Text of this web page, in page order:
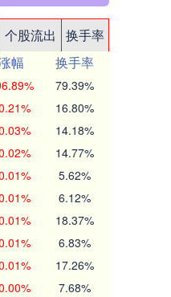
个股流出
换手率
幅
换手率
79.39%
16.80%
14.18%
14.77%
5.62%
6.12%
18.37%
6.83%
17.26%
7.68%